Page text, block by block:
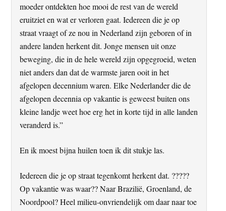
moeder ontdekten hoe mooi de rest van de wereld
eruitziet en wat er verloren gaat. Iedereen die je op
straat vraagt of ze nou in Nederland zijn geboren of in
andere landen herkent dit. Jonge mensen uit onze
beweging, die in de hele wereld zijn opgegroeid, weten
niet anders dan dat de warmste jaren ooit in het
afgelopen decennium waren. Elke Nederlander die de
afgelopen decennia op vakantie is geweest buiten ons
kleine landje weet hoe erg het in korte tijd in alle landen
veranderd is.”
En ik moest bijna huilen toen ik dit stukje las.
Iedereen die je op straat tegenkomt herkent dat. ?????
Op vakantie was waar?? Naar Brazilië, Groenland, de
Noordpool? Heel milieu-onvriendelijk om daar naar toe